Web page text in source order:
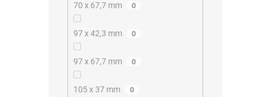
70 x 67,7 mm 0
97 x 42,3 mm 0
97 x 67,7 mm 0
105 x 37 mm 0